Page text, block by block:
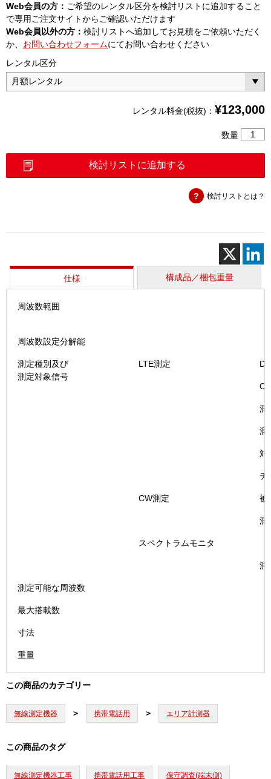
Web会員の方： ご希望のレンタル区分を検討リストに追加すること
で専用ご注文サイトからご確認いただけます
Web会員以外の方： 検討リストへ追加してお見積をご依頼いただく
か、 お問い合わせフォームにてお問い合わせください
レンタル区分
レンタル料金(税抜)： ¥123,000
数量
LTE
ッ
個
検討リストに追加する
検討リストとは？
仕様 構成品／梱包重量
周波数範囲
周波数設定分解能
測定種別及び
測定対象信号
LTE測定
測
測
対
チ
CW測定 被
測
スペクトラムモニタ
測
測定可能な周波数
最大搭載数
寸法
重量
この商品のカテゴリー
無線測定機器 携帯電話用 エリア計測器
この商品のタグ
無線測定機器工事 携帯電話用工事 保守調査(端末側)